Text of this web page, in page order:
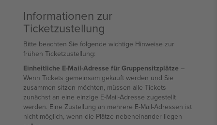
Informationen zur
Ticketzustellung
Bitte beachten Sie folgende wichtige Hinweise zur
frühen Ticketzustellung:
Einheitliche E-Mail-Adresse für Gruppensitzplätze –
Wenn Tickets gemeinsam gekauft werden und Sie
zusammen sitzen möchten, müssen alle Tickets
zunächst an eine einzige E-Mail-Adresse zugestellt
werden. Eine Zustellung an mehrere E-Mail-Adressen ist
nicht möglich, wenn die Plätze nebeneinander liegen